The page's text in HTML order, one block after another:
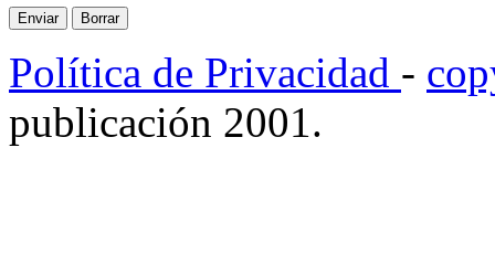
Política de Privacidad -
publicación 2001.